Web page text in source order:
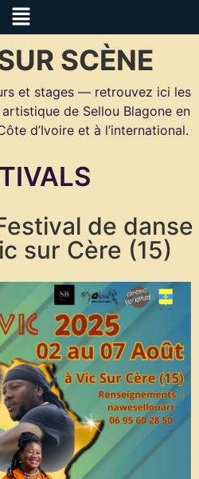
SCÈNE
et stages — retrouvez ici les
de Sellou Blagone en
d’Ivoire et à l’international.
de danse
sur Cère (15)